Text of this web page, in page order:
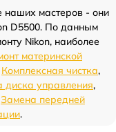
наших мастеров - они
D5500. По данным
Nikon, наиболее
материнской
Комплексная чистка,
диска управления,
Замена передней
.